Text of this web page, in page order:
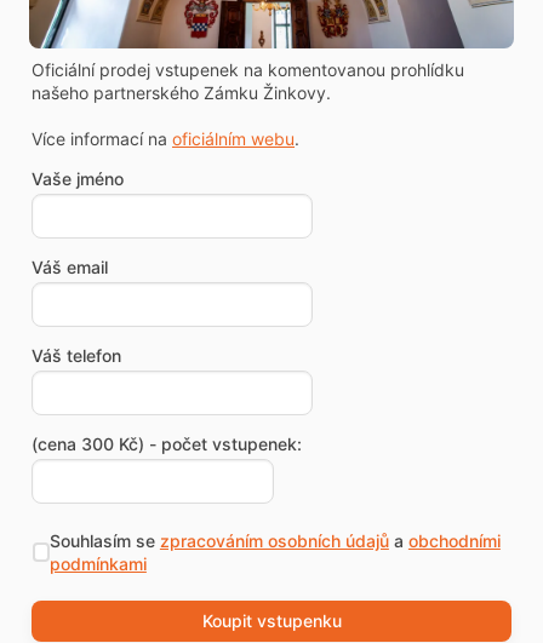
Oficiální prodej vstupenek na komentovanou prohlídku
našeho partnerského Zámku Žinkovy.
Více informací na oficiálním webu.
Vaše jméno
Váš email
Váš telefon
(cena 300 Kč) - počet vstupenek:
Souhlasím se zpracováním osobních údajůa obchodními
podmínkami
Koupit vstupenku